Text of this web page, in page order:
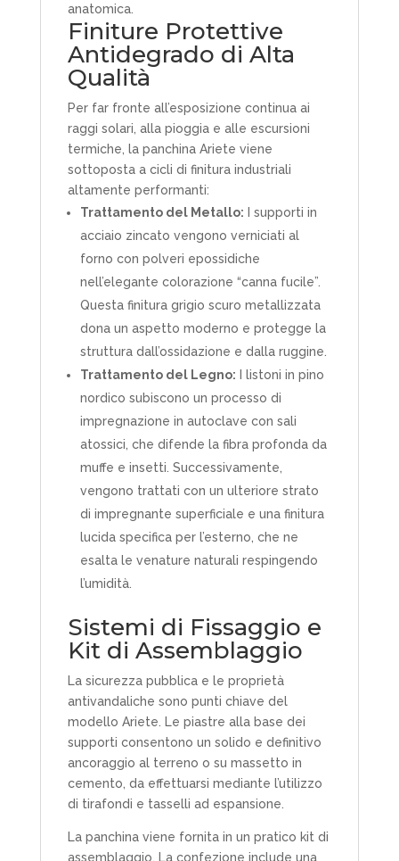
anatomica.
Finiture Protettive
Antidegrado di Alta
Qualità
Per far fronte all’esposizione continua ai
raggi solari, alla pioggia e alle escursioni
termiche, la panchina Ariete viene
sottoposta a cicli di finitura industriali
altamente performanti:
Trattamento del Metallo: I supporti in
acciaio zincato vengono verniciati al
forno con polveri epossidiche
nell’elegante colorazione “canna fucile”.
Questa finitura grigio scuro metallizzata
dona un aspetto moderno e protegge la
struttura dall’ossidazione e dalla ruggine.
Trattamento del Legno: I listoni in pino
nordico subiscono un processo di
impregnazione in autoclave con sali
atossici, che difende la fibra profonda da
muffe e insetti. Successivamente,
vengono trattati con un ulteriore strato
di impregnante superficiale e una finitura
lucida specifica per l’esterno, che ne
esalta le venature naturali respingendo
l’umidità.
Sistemi di Fissaggio e
Kit di Assemblaggio
La sicurezza pubblica e le proprietà
antivandaliche sono punti chiave del
modello Ariete. Le piastre alla base dei
supporti consentono un solido e definitivo
ancoraggio al terreno o su massetto in
cemento, da effettuarsi mediante l’utilizzo
di tirafondi e tasselli ad espansione.
La panchina viene fornita in un pratico kit di
assemblaggio. La confezione include una